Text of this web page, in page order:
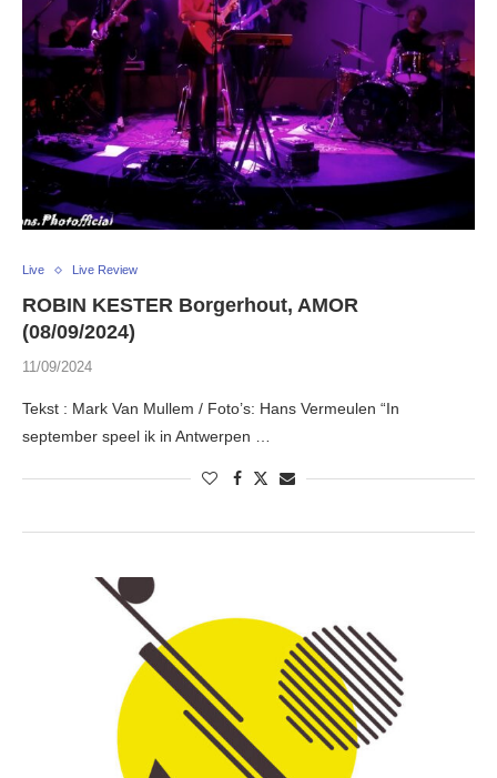
Live Live Review
ROBIN KESTER Borgerhout, AMOR
(08/09/2024)
11/09/2024
Tekst : Mark Van Mullem / Foto’s: Hans Vermeulen “In
september speel ik in Antwerpen …